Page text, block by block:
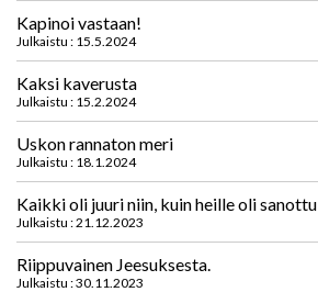
Kapinoi vastaan!
Julkaistu : 15.5.2024
Kaksi kaverusta
Julkaistu : 15.2.2024
Uskon rannaton meri
Julkaistu : 18.1.2024
Kaikki oli juuri niin, kuin heille oli sanottu
Julkaistu : 21.12.2023
Riippuvainen Jeesuksesta.
Julkaistu : 30.11.2023